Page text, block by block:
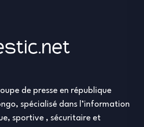
de presse en république
spécialisé dans l’information
sportive , sécuritaire et